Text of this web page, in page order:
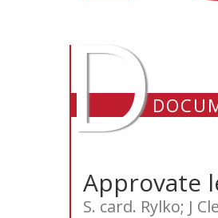
D
Approvate
S. card. Rylko; J